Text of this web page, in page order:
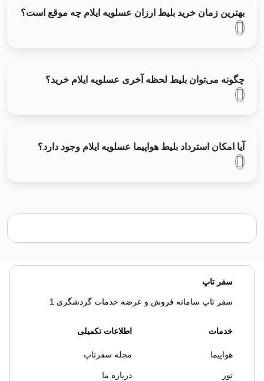
بهترین زمان خرید بلیط ارزان عسلویه ایلام چه موقع است؟
چگونه می‌توان بلیط لحظه آخری عسلویه ایلام خرید؟
آیا امکان استرداد بلیط هواپیما عسلویه ایلام وجود دارد؟
سفر تاپ
سفر تاپ سامانه فروش و عرضه خدمات گردشگری 1
خدمات
هواپیما
تور
اطلاعات تکمیلی
مجله سفرتاپ
درباره ما